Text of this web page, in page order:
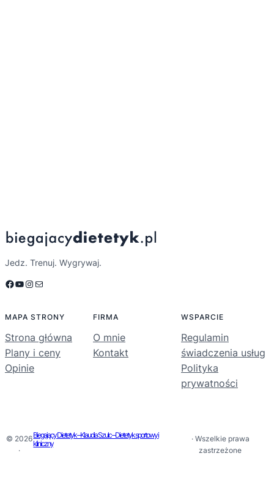
Jedz. Trenuj. Wygrywaj.
Facebook YouTube Instagram Mail
MAPA STRONY
Strona główna
Plany i ceny
Opinie
FIRMA
O mnie
Kontakt
WSPARCIE
Regulamin
świadczenia usług
Polityka
prywatności
© 2026
·
Biegający Dietetyk – Klaudia Szulc – Dietetyk sportowy i
kliniczny
· Wszelkie prawa
zastrzeżone